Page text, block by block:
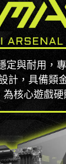
定與耐用，
計，具備類
核心遊戲硬